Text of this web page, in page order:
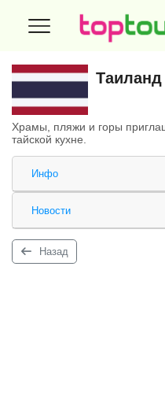
Таиланд
Храмы, пляжи и горы
тайской кухне.
Инфо
Новости
Назад